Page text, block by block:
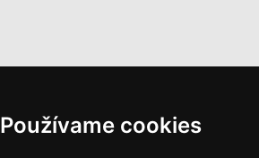
Používame cookies